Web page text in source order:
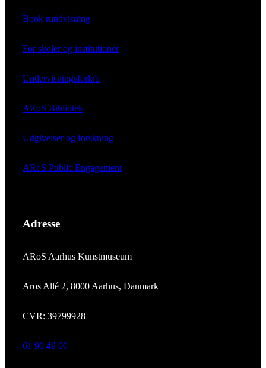
Book rundvisning
For skoler og institutioner
Undervisningsforløb
ARoS Bibliotek
Udgivelser og forskning
ARoS Public Engagement
Adresse
ARoS Aarhus Kunstmuseum
Aros Allé 2, 8000 Aarhus, Danmark
CVR: 39799928
61 90 49 00